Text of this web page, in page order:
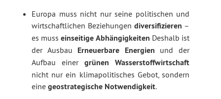
Europa muss nicht nur seine politischen und
wirtschaftlichen Beziehungen diversifizieren –
es musseinseitige Abhängigkeiten Deshalb ist
der Ausbau Erneuerbare Energien und der
Aufbau einer grünen Wasserstoffwirtschaft
nicht nur ein klimapolitisches Gebot, sondern
eine geostrategische Notwendigkeit.